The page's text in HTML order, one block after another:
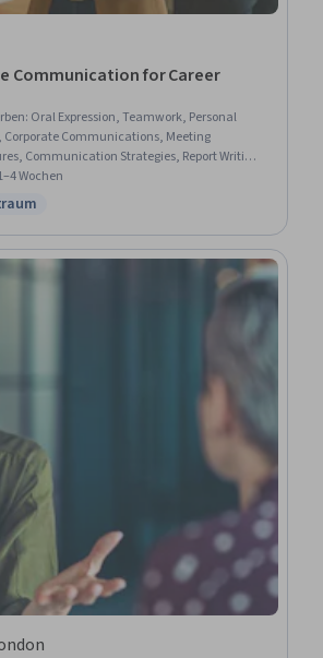
Communication for Career
: Oral Expression, Teamwork, Personal
Communications, Meeting
Communication Strategies, Report Writing,
Wochen
Testzeitraum